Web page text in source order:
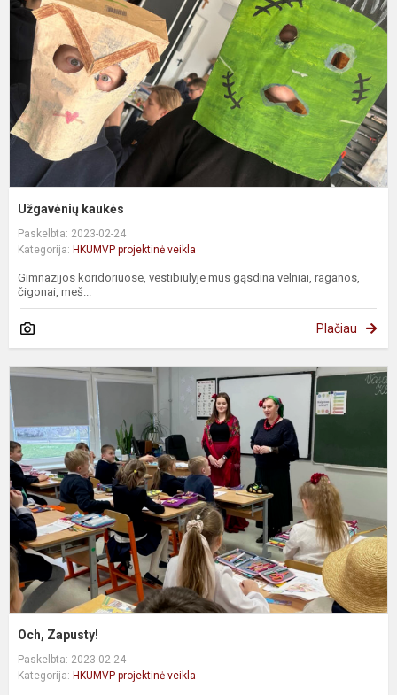
Užgavėnių kaukės
Paskelbta: 2023-02-24
Kategorija: HKUMVP projektinė veikla
Gimnazijos koridoriuose, vestibiulyje mus gąsdina velniai, raganos,
čigonai, meš...
Plačiau
Och, Zapusty!
Paskelbta: 2023-02-24
Kategorija: HKUMVP projektinė veikla